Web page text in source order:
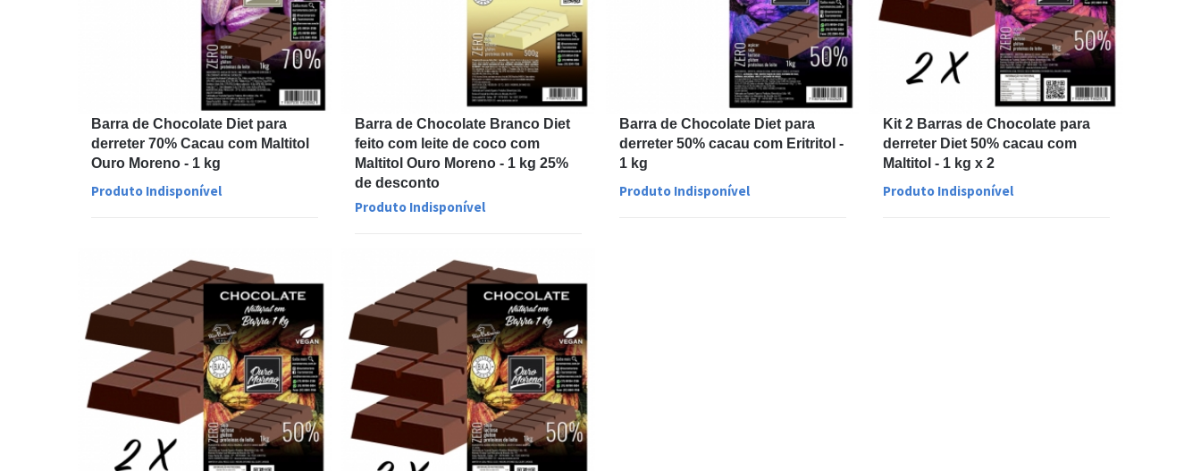
Barra de Chocolate Diet para
derreter 70% Cacau com Maltitol
Ouro Moreno - 1 kg
Produto Indisponível
Barra de Chocolate Branco Diet
feito com leite de coco com
Maltitol Ouro Moreno - 1 kg 25%
de desconto
Produto Indisponível
Barra de Chocolate Diet para
derreter 50% cacau com Eritritol -
1 kg
Produto Indisponível
Kit 2 Barras de Chocolate para
derreter Diet 50% cacau com
Maltitol - 1 kg x 2
Produto Indisponível